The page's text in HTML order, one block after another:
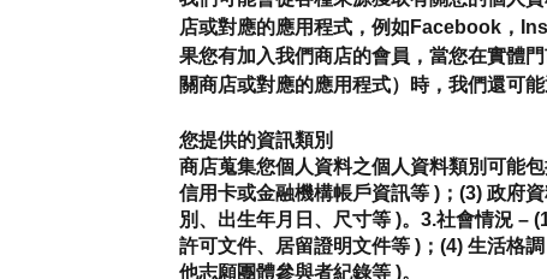
店或對應的應用程式，例如Facebook，
果您有加入我們商店的會員，當您在實體
關商店或對應的應用程式）時，我們還可
您提供的資訊類別
商店蒐集您個人資料之個人資料類別可能
信用卡或金融機構帳戶資訊等 )；(3) 政府
別、出生年月日、尺寸等 )。3.社會情況 –
許可文件、居留證明文件等 )；(4) 生活格
他志願團體參與者紀錄等 )。